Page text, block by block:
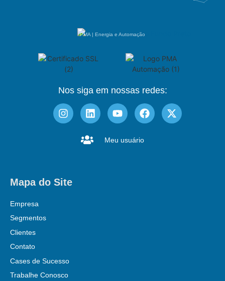
PMA | Energia e Automação
Nos siga em nossas redes:
Meu usuário
Mapa do Site
Empresa
Segmentos
Clientes
Contato
Cases de Sucesso
Trabalhe Conosco